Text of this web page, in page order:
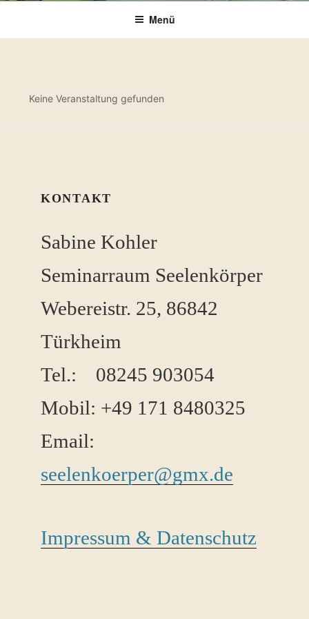
Menü
Keine Veranstaltung gefunden
KONTAKT
Sabine Kohler
Seminarraum Seelenkörper
Webereistr. 25, 86842
Türkheim
Tel.: 08245 ​903054
Mobil: +49 171 8480325
Email:
seelenkoerper@gmx.de
Impressum & Datenschutz